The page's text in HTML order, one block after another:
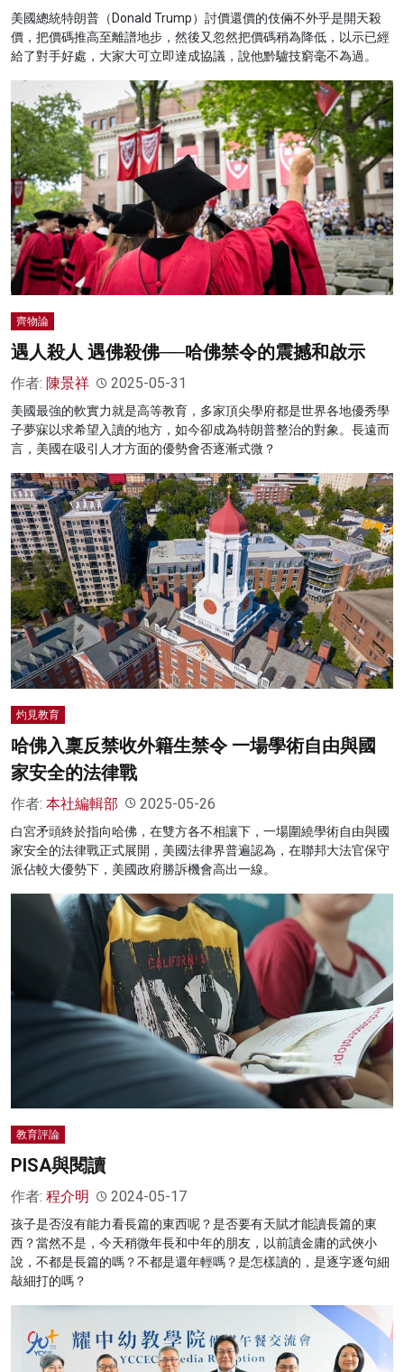
美國總統特朗普（Donald Trump）討價還價的伎倆不外乎是開天殺
價，把價碼推高至離譜地步，然後又忽然把價碼稍為降低，以示已經
給了對手好處，大家大可立即達成協議，說他黔驢技窮毫不為過。
齊物論
遇人殺人 遇佛殺佛──哈佛禁令的震撼和啟示
作者: 陳景祥 2025-05-31
美國最強的軟實力就是高等教育，多家頂尖學府都是世界各地優秀學
子夢寐以求希望入讀的地方，如今卻成為特朗普整治的對象。長遠而
言，美國在吸引人才方面的優勢會否逐漸式微？
灼見教育
哈佛入稟反禁收外籍生禁令 一場學術自由與國
家安全的法律戰
作者: 本社編輯部 2025-05-26
白宮矛頭終於指向哈佛，在雙方各不相讓下，一場圍繞學術自由與國
家安全的法律戰正式展開，美國法律界普遍認為，在聯邦大法官保守
派佔較大優勢下，美國政府勝訴機會高出一線。
教育評論
PISA與閱讀
作者: 程介明 2024-05-17
孩子是否沒有能力看長篇的東西呢？是否要有天賦才能讀長篇的東
西？當然不是，今天稍微年長和中年的朋友，以前讀金庸的武俠小
說，不都是長篇的嗎？不都是還年輕嗎？是怎樣讀的，是逐字逐句細
敲細打的嗎？